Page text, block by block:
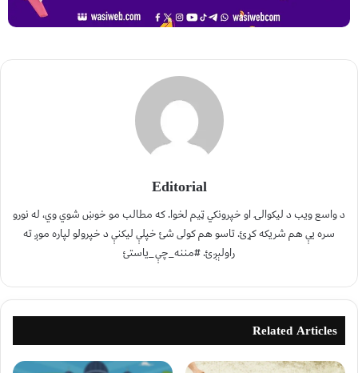
Editorial
د واسع ویب د لیکوالۍ او خپرونکي ټیم لخوا. که مطالب مو خوښ شوي وي، له نورو
سره یې هم شریکه کړئ. تاسو هم کولی شئ خپلې لیکنې د خپرولو لپاره موږ ته
راولېږئ. #مننه_چې_یاستئ
Related Articles